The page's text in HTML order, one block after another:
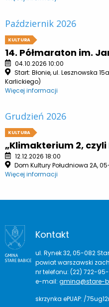
Październik 2026
KULTURA
14. Półmaraton im.
04.10.2026 10:00
Start: Błonie, ul. Lesznowska
Karlickiego)
Więcej informacji
Grudzień 2026
KULTURA
„Klimakterium 2, czyli
12.12.2026 18:00
Dom Kultury Południowa 2A,
Więcej informacji
Kontakt
ul. Rynek 32, 05-082
powiat warszawski
nr telefonu: (22) 722-95-
e-mail: gmina@stare-
skrzynka ePUAP: /